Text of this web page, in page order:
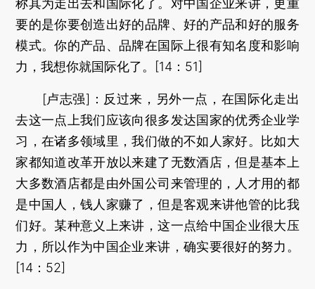
称其为走出去和国际化了。对中国企业来讲，更重
要的是你要创造出好的品牌、好的产品和好的服务
模式。你的产品、品牌在国际上很有知名度和影响
力，我想你就国际化了。[14：51]
[卢志强]：反过来，另外一点，在国际化走出
去这一点上我们应该向很多发达国家的优秀企业学
习，在诸多领域里，我们做的不如人家好。比如大
家都知道改革开放以来建了无数酒店，但是基本上
大多数酒店都是由外国公司来管理的，人才用的都
是中国人，钱人家赚了，但是客观来讲他管的比我
们好。某种意义上来讲，这一点给中国企业很大压
力，所以作为中国企业来讲，确实要很好的努力。
[14：52]